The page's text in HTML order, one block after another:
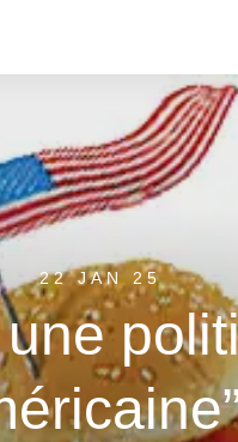
22 JAN 25